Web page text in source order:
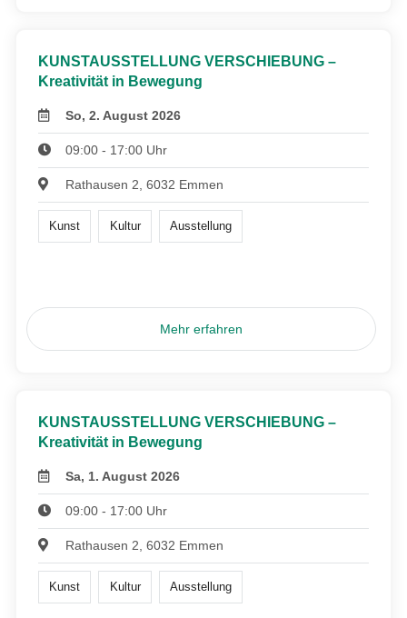
KUNSTAUSSTELLUNG VERSCHIEBUNG –
Kreativität in Bewegung
So, 2. August 2026
09:00 - 17:00 Uhr
Rathausen 2, 6032 Emmen
Kunst Kultur Ausstellung
Mehr erfahren
KUNSTAUSSTELLUNG VERSCHIEBUNG –
Kreativität in Bewegung
Sa, 1. August 2026
09:00 - 17:00 Uhr
Rathausen 2, 6032 Emmen
Kunst Kultur Ausstellung